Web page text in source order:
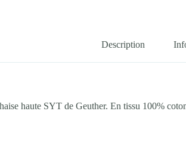
Description
haute SYT de Geuther. En tissu 100%